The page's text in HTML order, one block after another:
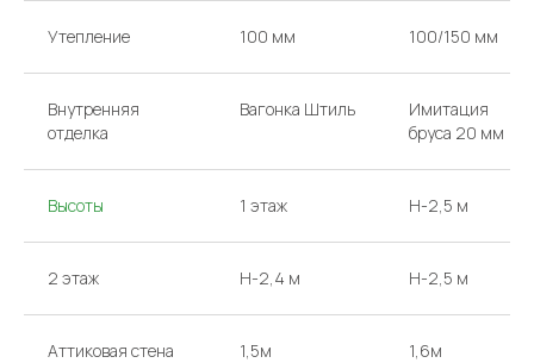
Утепление 100 мм 100/150 мм
Внутренняя
отделка
Вагонка Штиль
Имитация
бруса 20 мм
Высоты 1 этаж H-2,5 м
2 этаж H-2,4 м H-2,5 м
Аттиковая стена 1,5м 1,6м